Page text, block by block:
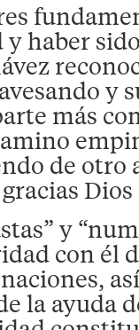
haber
y
más
de otro
y
con él
la ayuda